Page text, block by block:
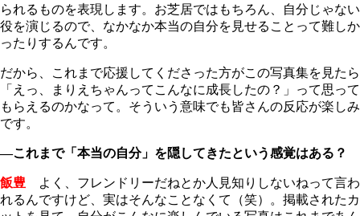
られるものを表現します。お芝居ではもちろん、自分じゃない
役を演じるので、なかなか本当の自分を見せることって難しか
ったりするんです。
だから、これまで応援してくださった方がこの写真集を見たら
「えっ、まりえちゃんってこんなに成長したの？」って思って
もらえるのかなって。そういう意味でも皆さんの反応が楽しみ
です。
―これまで「本当の自分」を隠してきたという感覚はある？
飯豊 よく、フレンドリーだねとか人見知りしないねって言わ
れるんですけど、実はそんなことなくて（笑）。掲載されたカ